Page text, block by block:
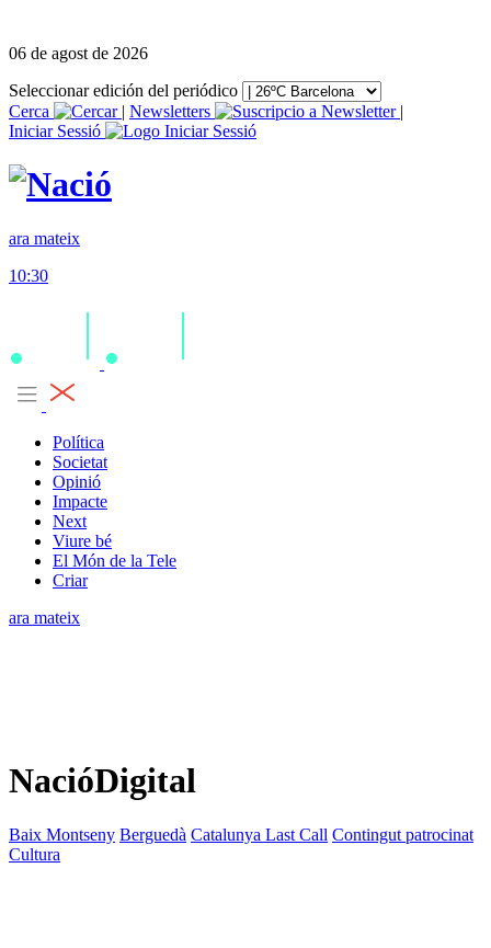
06 de agost de 2026
Seleccionar edición del periódico
Cerca
| Newsletters
|
Iniciar Sessió
ara mateix
10:30
Política
Societat
Opinió
Impacte
Next
Viure bé
El Món de la Tele
Criar
ara mateix
NacióDigital
Baix Montseny Berguedà Catalunya Last Call Contingut patrocinat
Cultura